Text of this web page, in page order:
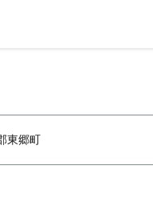
東郷町